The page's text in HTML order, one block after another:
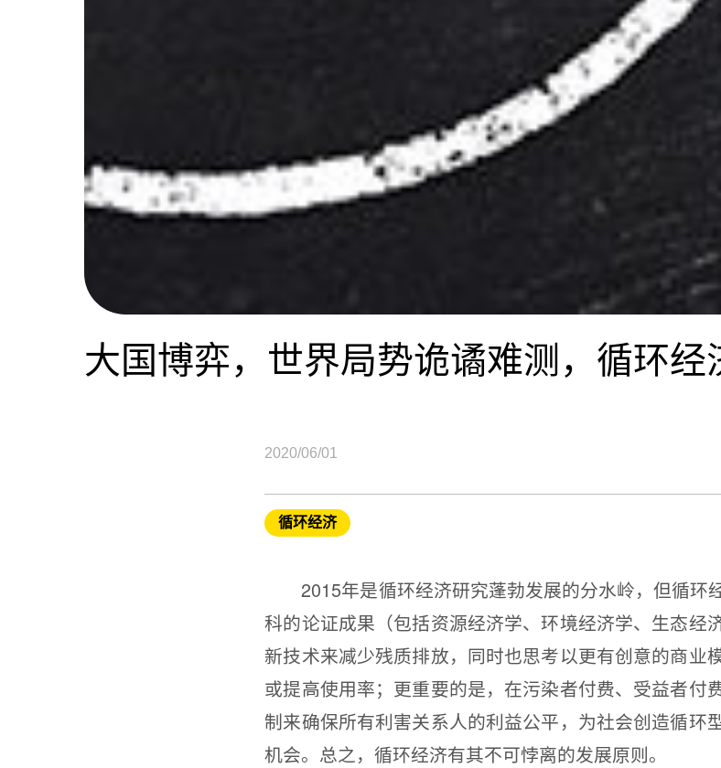
大国博弈，世界局势诡谲难测，循环经
2020/06/01
循环经济
2015年是循环经济研究蓬勃发展的分水岭，但循环
科的论证成果（包括资源经济学、环境经济学、生态经
新技术来减少残质排放，同时也思考以更有创意的商业
或提高使用率；更重要的是，在污染者付费、受益者付
制来确保所有利害关系人的利益公平，为社会创造循环
机会。总之，循环经济有其不可悖离的发展原则。